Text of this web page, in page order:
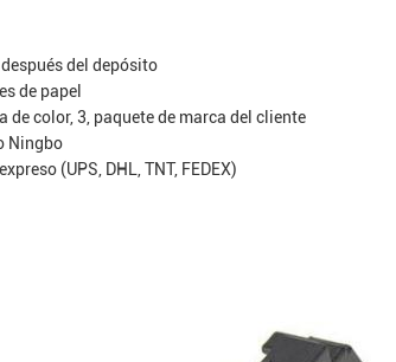
del depósito
de papel
de color, 3, paquete de marca del cliente
Ningbo
(UPS, DHL, TNT, FEDEX)